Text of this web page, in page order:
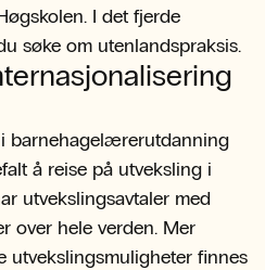
I det fjerde
søke om utenlandspraksis.
barnehagelærerutdanning
å reise på utveksling i
utvekslingsavtaler med
over hele verden. Mer
utvekslingsmuligheter finnes